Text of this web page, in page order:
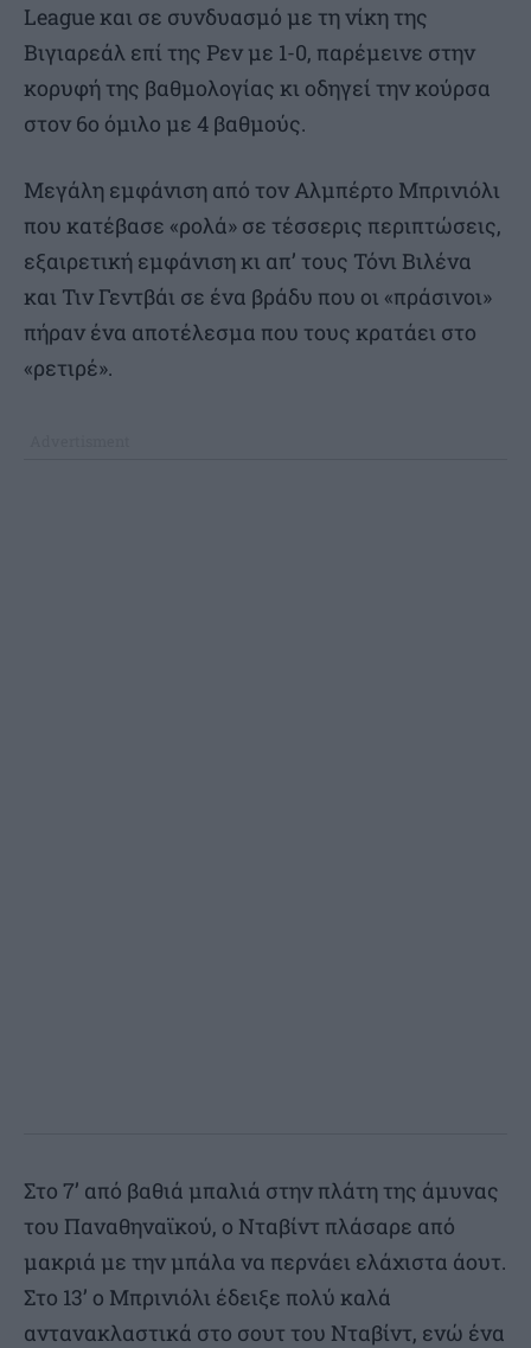
League και σε συνδυασμό με τη νίκη της
Βιγιαρεάλ επί της Ρεν με 1-0, παρέμεινε στην
κορυφή της βαθμολογίας κι οδηγεί την κούρσα
στον 6ο όμιλο με 4 βαθμούς.
Μεγάλη εμφάνιση από τον Αλμπέρτο Μπρινιόλι
που κατέβασε «ρολά» σε τέσσερις περιπτώσεις,
εξαιρετική εμφάνιση κι απ’ τους Τόνι Βιλένα
και Τιν Γεντβάι σε ένα βράδυ που οι «πράσινοι»
πήραν ένα αποτέλεσμα που τους κρατάει στο
«ρετιρέ».
Στο 7’ από βαθιά μπαλιά στην πλάτη της άμυνας
του Παναθηναϊκού, ο Νταβίντ πλάσαρε από
μακριά με την μπάλα να περνάει ελάχιστα άουτ.
Στο 13’ ο Μπρινιόλι έδειξε πολύ καλά
αντανακλαστικά στο σουτ του Νταβίντ, ενώ ένα